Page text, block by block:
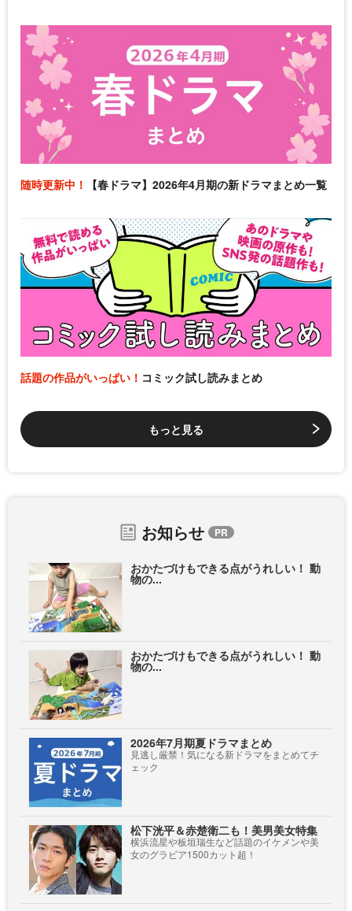
随時更新中！ 【春ドラマ】2026年4月期の新ドラマまとめ一覧
話題の作品がいっぱい！ コミック試し読みまとめ
もっと見る
お知らせ
おかたづけもできる点がうれしい！ 動
物の...
おかたづけもできる点がうれしい！ 動
物の...
2026年7月期夏ドラマまとめ
見逃し厳禁！気になる新ドラマをまとめてチ
ェック
松下洸平＆赤楚衛二も！美男美女特集
横浜流星や板垣瑞生など話題のイケメンや美
女のグラビア1500カット超！